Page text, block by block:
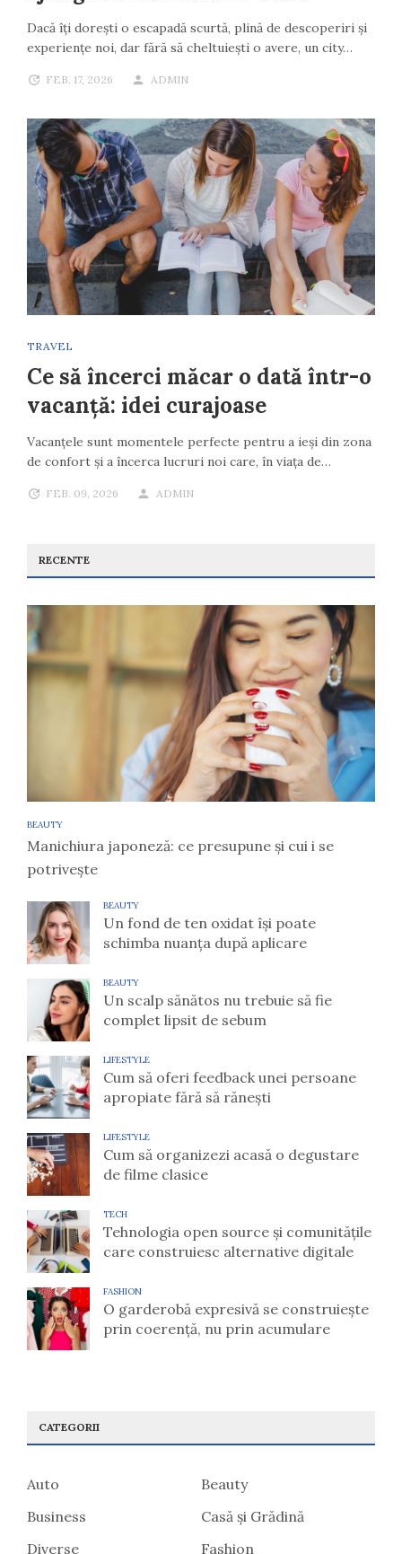
Dacă îți dorești o escapadă scurtă, plină de descoperiri și
experiențe noi, dar fără să cheltuiești o avere, un city…
FEB. 17, 2026 ADMIN
TRAVEL
Ce să încerci măcar o dată într-o
vacanță: idei curajoase
Vacanțele sunt momentele perfecte pentru a ieși din zona
de confort și a încerca lucruri noi care, în viața de…
FEB. 09, 2026 ADMIN
RECENTE
BEAUTY
Manichiura japoneză: ce presupune și cui i se
potrivește
BEAUTY
Un fond de ten oxidat își poate
schimba nuanța după aplicare
BEAUTY
Un scalp sănătos nu trebuie să fie
complet lipsit de sebum
LIFESTYLE
Cum să oferi feedback unei persoane
apropiate fără să rănești
LIFESTYLE
Cum să organizezi acasă o degustare
de filme clasice
TECH
Tehnologia open source și comunitățile
care construiesc alternative digitale
FASHION
O garderobă expresivă se construiește
prin coerență, nu prin acumulare
CATEGORII
Auto
Beauty
Business
Casă și Grădină
Diverse
Fashion